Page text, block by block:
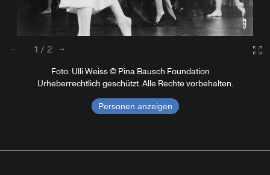
zurück1 /2
Foto: Ulli Weiss © Pina Bausch Foundation
Urheberrechtlich geschützt. Alle Rechte vorbehalten.
Personen anzeigen